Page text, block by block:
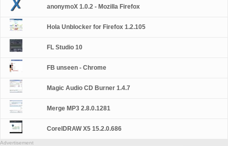
anonymoX 1.0.2 - Mozilla Firefox
Hola Unblocker for Firefox 1.2.105
FL Studio 10
FB unseen - Chrome
Magic Audio CD Burner 1.4.7
Merge MP3 2.8.0.1281
CorelDRAW X5 15.2.0.686
Advertisement